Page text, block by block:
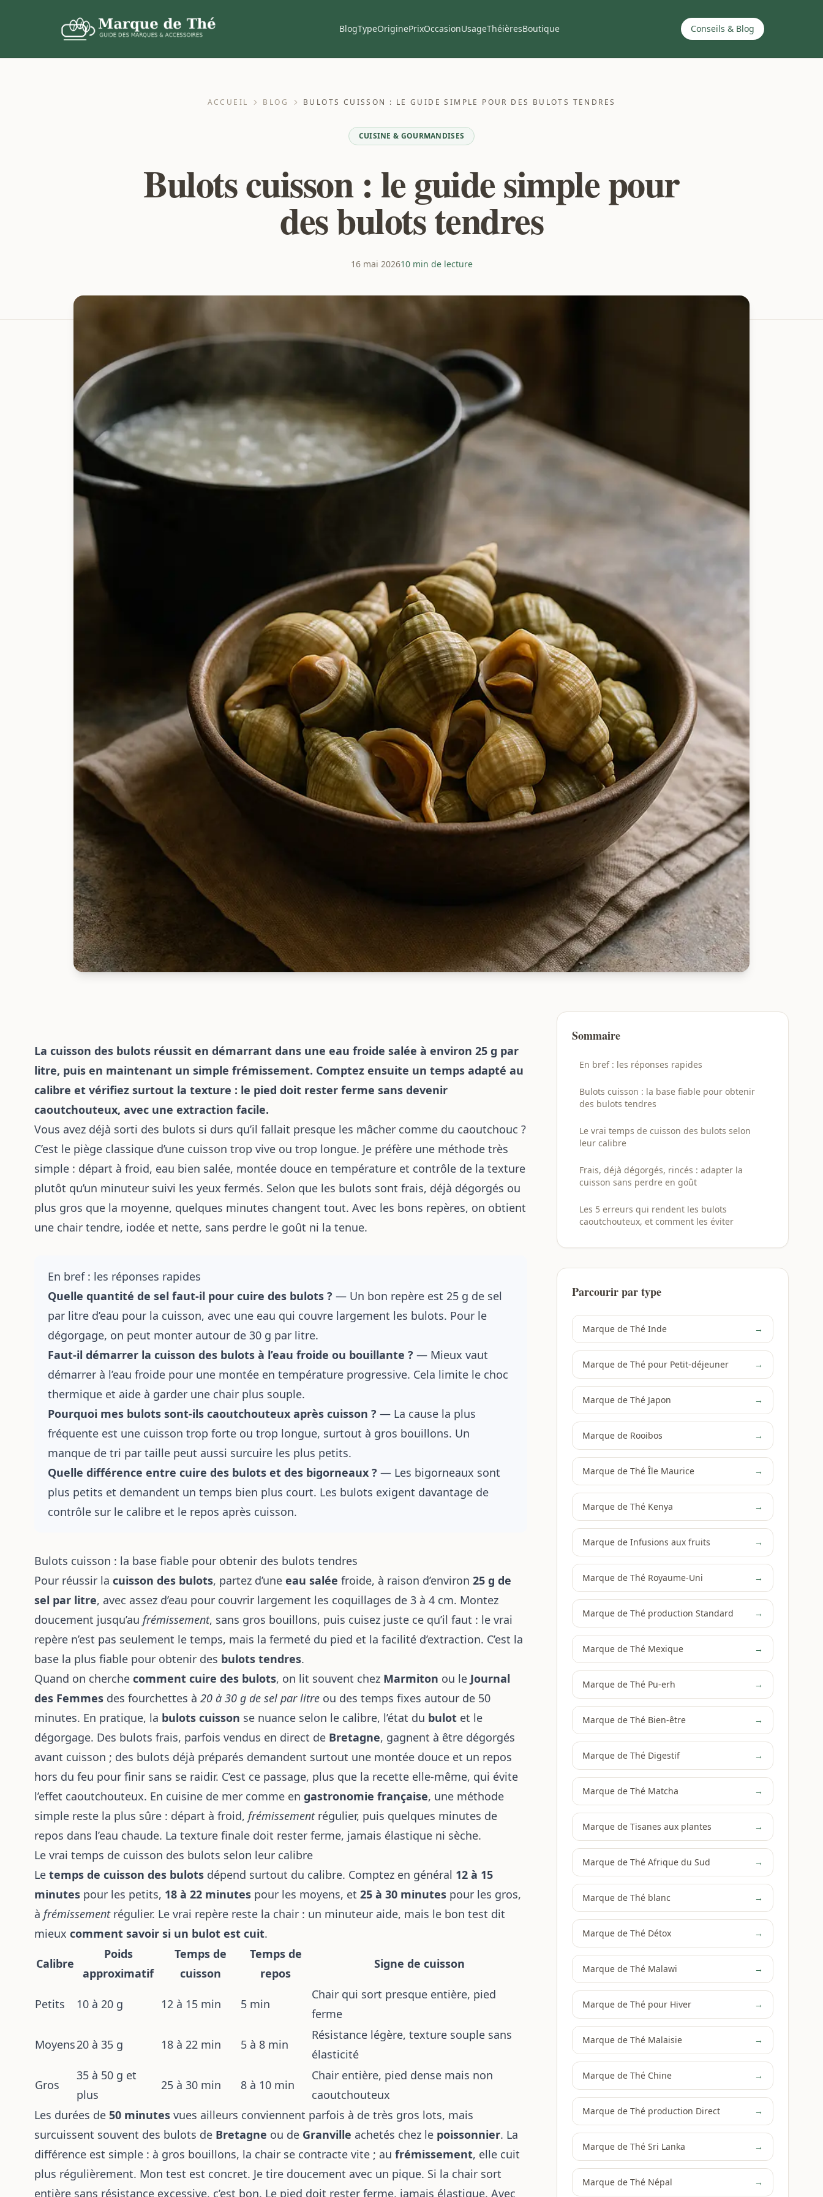
BlogTypeOriginePrixOccasionUsageThéièresBoutique Conseils & Blog
ACCUEIL BLOG BULOTS CUISSON : LE GUIDE SIMPLE POUR DES BULOTS TENDRES
CUISINE & GOURMANDISES
Bulots cuisson : le guide simple pour
des bulots tendres
16 mai 202610 min de lecture
La cuisson des bulots réussit en démarrant dans une eau froide salée à environ 25 g par
litre, puis en maintenant un simple frémissement. Comptez ensuite un temps adapté au
calibre et vérifiez surtout la texture : le pied doit rester ferme sans devenir
caoutchouteux, avec une extraction facile.
Vous avez déjà sorti des bulots si durs qu’il fallait presque les mâcher comme du caoutchouc ?
C’est le piège classique d’une cuisson trop vive ou trop longue. Je préfère une méthode très
simple : départ à froid, eau bien salée, montée douce en température et contrôle de la texture
plutôt qu’un minuteur suivi les yeux fermés. Selon que les bulots sont frais, déjà dégorgés ou
plus gros que la moyenne, quelques minutes changent tout. Avec les bons repères, on obtient
une chair tendre, iodée et nette, sans perdre le goût ni la tenue.
En bref : les réponses rapides
Quelle quantité de sel faut-il pour cuire des bulots ? — Un bon repère est 25 g de sel
par litre d’eau pour la cuisson, avec une eau qui couvre largement les bulots. Pour le
dégorgage, on peut monter autour de 30 g par litre.
Faut-il démarrer la cuisson des bulots à l’eau froide ou bouillante ? — Mieux vaut
démarrer à l’eau froide pour une montée en température progressive. Cela limite le choc
thermique et aide à garder une chair plus souple.
Pourquoi mes bulots sont-ils caoutchouteux après cuisson ? — La cause la plus
fréquente est une cuisson trop forte ou trop longue, surtout à gros bouillons. Un
manque de tri par taille peut aussi surcuire les plus petits.
Quelle différence entre cuire des bulots et des bigorneaux ? — Les bigorneaux sont
plus petits et demandent un temps bien plus court. Les bulots exigent davantage de
contrôle sur le calibre et le repos après cuisson.
Bulots cuisson : la base fiable pour obtenir des bulots tendres
Pour réussir la cuisson des bulots, partez d’une eau salée froide, à raison d’environ 25 g de
sel par litre, avec assez d’eau pour couvrir largement les coquillages de 3 à 4 cm. Montez
doucement jusqu’au frémissement, sans gros bouillons, puis cuisez juste ce qu’il faut : le vrai
repère n’est pas seulement le temps, mais la fermeté du pied et la facilité d’extraction. C’est la
base la plus fiable pour obtenir des bulots tendres.
Quand on cherche comment cuire des bulots, on lit souvent chez Marmiton ou le Journal
des Femmes des fourchettes à 20 à 30 g de sel par litre ou des temps fixes autour de 50
minutes. En pratique, la bulots cuisson se nuance selon le calibre, l’état du bulot et le
dégorgage. Des bulots frais, parfois vendus en direct de Bretagne, gagnent à être dégorgés
avant cuisson ; des bulots déjà préparés demandent surtout une montée douce et un repos
hors du feu pour finir sans se raidir. C’est ce passage, plus que la recette elle-même, qui évite
l’effet caoutchouteux. En cuisine de mer comme en gastronomie française, une méthode
simple reste la plus sûre : départ à froid, frémissementrégulier, puis quelques minutes de
repos dans l’eau chaude. La texture finale doit rester ferme, jamais élastique ni sèche.
Le vrai temps de cuisson des bulots selon leur calibre
Le temps de cuisson des bulots dépend surtout du calibre. Comptez en général 12 à 15
minutes pour les petits, 18 à 22 minutes pour les moyens, et 25 à 30 minutes pour les gros,
à frémissementrégulier. Le vrai repère reste la chair : un minuteur aide, mais le bon test dit
mieux comment savoir si un bulot est cuit.
Calibre
Poids
approximatif
Temps de
cuisson
Temps de
repos
Signe de cuisson
Petits 10 à 20 g 12 à 15 min 5 min
Chair qui sort presque entière, pied
ferme
Moyens20 à 35 g 18 à 22 min 5 à 8 min
Résistance légère, texture souple sans
élasticité
Gros
35 à 50 g et
plus
25 à 30 min 8 à 10 min
Chair entière, pied dense mais non
caoutchouteux
Les durées de 50 minutes vues ailleurs conviennent parfois à de très gros lots, mais
surcuissent souvent des bulots de Bretagne ou de Granville achetés chez le poissonnier. La
différence est simple : à gros bouillons, la chair se contracte vite ; au frémissement, elle cuit
plus régulièrement. Mon test est concret. Je tire doucement avec un pique. Si la chair sort
entière sans résistance excessive, c’est bon. Le pied doit rester ferme, jamais élastique. Avec
Sommaire
En bref : les réponses rapides
Bulots cuisson : la base fiable pour obtenir
des bulots tendres
Le vrai temps de cuisson des bulots selon
leur calibre
Frais, déjà dégorgés, rincés : adapter la
cuisson sans perdre en goût
Les 5 erreurs qui rendent les bulots
caoutchouteux, et comment les éviter
Parcourir par type
Marque de Thé Inde →
Marque de Thé pour Petit-déjeuner →
Marque de Thé Japon →
Marque de Rooibos →
Marque de Thé Île Maurice →
Marque de Thé Kenya →
Marque de Infusions aux fruits →
Marque de Thé Royaume-Uni →
Marque de Thé production Standard →
Marque de Thé Mexique →
Marque de Thé Pu-erh →
Marque de Thé Bien-être →
Marque de Thé Digestif →
Marque de Thé Matcha →
Marque de Tisanes aux plantes →
Marque de Thé Afrique du Sud →
Marque de Thé blanc →
Marque de Thé Détox →
Marque de Thé Malawi →
Marque de Thé pour Hiver →
Marque de Thé Malaisie →
Marque de Thé Chine →
Marque de Thé production Direct →
Marque de Thé Sri Lanka →
Marque de Thé Népal →